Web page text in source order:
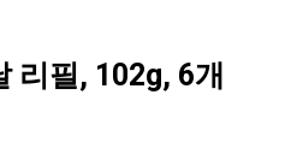
리필, 102g, 6개